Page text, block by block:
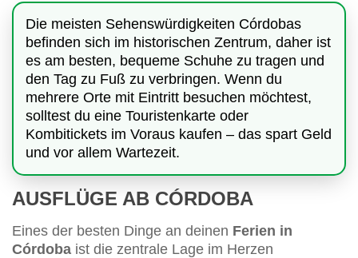
Die meisten Sehenswürdigkeiten Córdobas
befinden sich im historischen Zentrum, daher ist
es am besten, bequeme Schuhe zu tragen und
den Tag zu Fuß zu verbringen. Wenn du
mehrere Orte mit Eintritt besuchen möchtest,
solltest du eine Touristenkarte oder
Kombitickets im Voraus kaufen – das spart Geld
und vor allem Wartezeit.
AUSFLÜGE AB CÓRDOBA
Eines der besten Dinge an deinen Ferien in
Córdoba ist die zentrale Lage im Herzen